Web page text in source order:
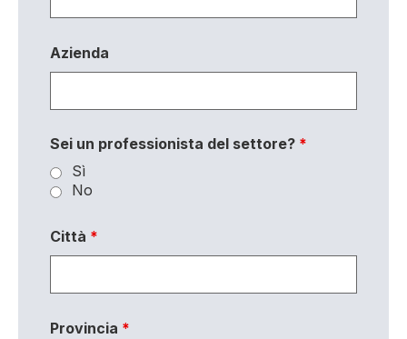
Azienda
Sei un professionista del settore? *
Sì
No
Città *
Provincia *